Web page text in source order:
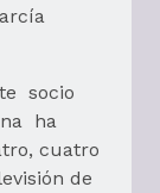
socio
ha
cuatro
de